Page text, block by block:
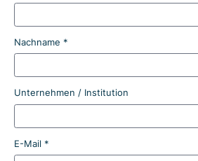
Nachname *
Unternehmen / Institution
E-Mail *